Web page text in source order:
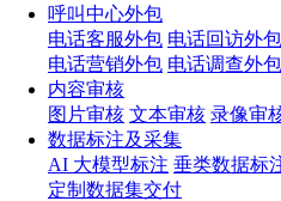
呼叫中心外包
电话客服外包 电话回访外包
电话营销外包 电话调查外包
内容审核
图片审核 文本审核 录像审
数据标注及采集
AI 大模型标注 垂类数据标
定制数据集交付